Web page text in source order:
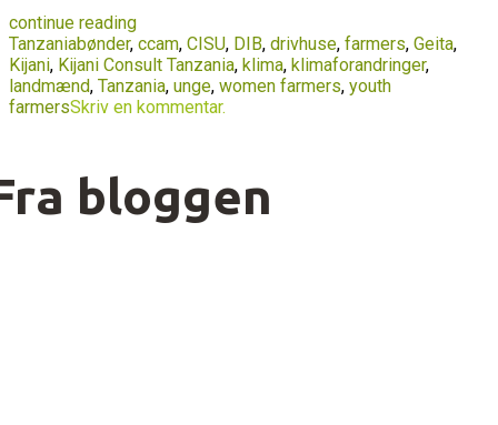
continue reading
Tanzaniabønder, ccam, CISU, DIB, drivhuse, farmers, Geita,
Kijani, Kijani Consult Tanzania, klima, klimaforandringer,
landmænd, Tanzania, unge, women farmers, youth
farmersSkriv en kommentar.
bloggen